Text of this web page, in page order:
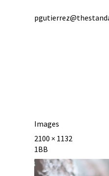
Images
2100 × 1132
1BB